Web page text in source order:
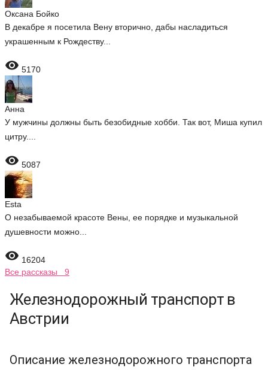
Оксана Бойко
В декабре я посетила Вену вторично, дабы насладиться
украшенным к Рождеству...
 5170
Анна
У мужчины должны быть безобидные хобби. Так вот, Миша купил
цитру....
 5087
Esta
О незабываемой красоте Вены, ее порядке и музыкальной
душевности можно...
 16204
Все рассказы 9
Железнодорожный транспорт в
Австрии
Описание железнодорожного транспорта